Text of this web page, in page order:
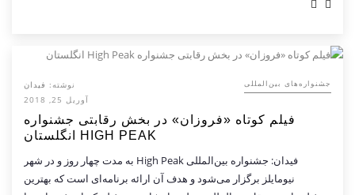
‌‌جشنواره‌های بین‌المللی نوشته: فیدان
آوریل 25, 2018
فیلم کوتاه «فروزان» در بخش رقابتی جشنواره
HIGH PEAK انگلستان
فیدان: جشنواره بین‌المللی High Peak به مدت چهار روز و در شهر
نیومایلز برگزار می‌شود و هدف آن ارائه برنامه‌ای است که بهترین